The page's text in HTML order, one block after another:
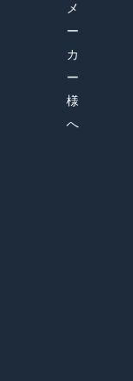
メ
ー
カ
ー
様
へ